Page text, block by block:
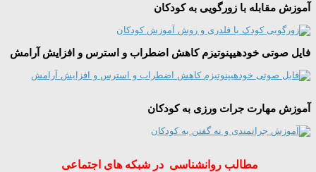
آموزش مقابله با زورگویی به کودکان
فایل صوتی خودهیپنوتیزم کاهش اضطراب و استرس و افزایش آرامش
آموزش مهارت جرات ورزی به کودکان
مطالب روانشناسی در شبکه های اجتماعی